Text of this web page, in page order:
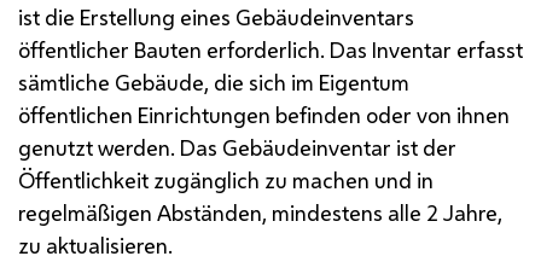
ist die Erstellung eines Gebäudeinventars
öffentlicher Bauten erforderlich. Das Inventar erfasst
sämtliche Gebäude, die sich im Eigentum
öffentlichen Einrichtungen befinden oder von ihnen
genutzt werden. Das Gebäudeinventar ist der
Öffentlichkeit zugänglich zu machen und in
regelmäßigen Abständen, mindestens alle 2 Jahre,
zu aktualisieren.